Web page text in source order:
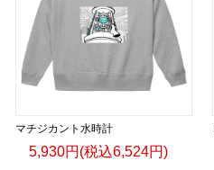
マチジカント水時計
5,930円(税込6,524円)